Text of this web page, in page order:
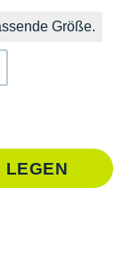
Größe.
LEGEN